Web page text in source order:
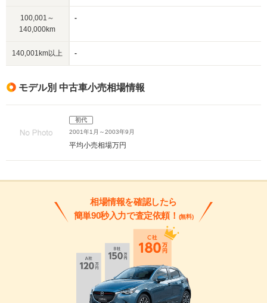
100,001～
140,000km
-
140,001km以上 -
モデル別 中古車小売相場情報
初代
2001年1月～2003年9月
平均小売相場万円
相場情報を確認したら
簡単90秒入力で査定依頼！ (無料)